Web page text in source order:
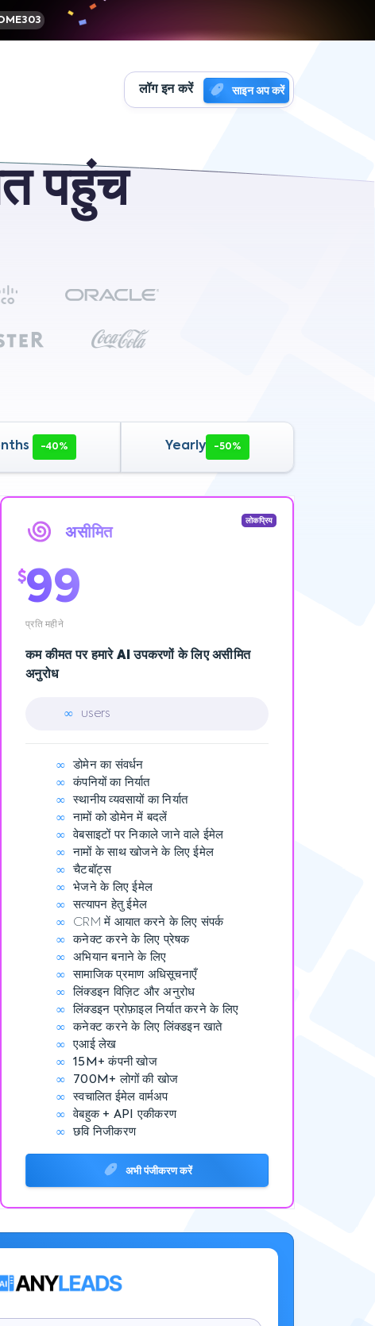
लॉग इन करें साइन अप करें
पहुंच
-40% Yearly -50%
असीमित
लोकप्रिय
$99
प्रति महीने
कम कीमत पर हमारे AI उपकरणों के लिए असीमित
अनुरोध
∞ users
∞
डोमेन का संवर्धन
∞
कंपनियों का निर्यात
∞
स्थानीय व्यवसायों का निर्यात
∞
नामों को डोमेन में बदलें
∞
वेबसाइटों पर निकाले जाने वाले ईमेल
∞
नामों के साथ खोजने के लिए ईमेल
∞
चैटबॉट्स
∞
भेजने के लिए ईमेल
∞
सत्यापन हेतु ईमेल
∞
CRM में आयात करने के लिए संपर्क
∞
कनेक्ट करने के लिए प्रेषक
∞
अभियान बनाने के लिए
∞
सामाजिक प्रमाण अधिसूचनाएँ
∞
लिंक्डइन विज़िट और अनुरोध
∞
लिंक्डइन प्रोफ़ाइल निर्यात करने के लिए
∞
कनेक्ट करने के लिए लिंक्डइन खाते
∞
एआई लेख
∞
15M+ कंपनी खोज
∞
700M+ लोगों की खोज
∞
स्वचालितईमेल वार्मअप
∞
वेबहुक + API
एकीकरण
∞
छविनिजीकरण
अभी पंजीकरण करें